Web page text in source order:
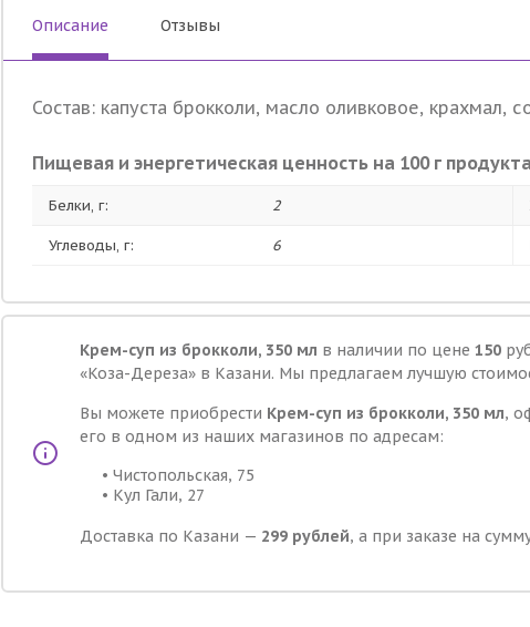
Описание Отзывы
Состав: капуста брокколи, масло оливковое, крахмал,
Пищевая и энергетическая ценность на 100 г продукта
Белки, г: 2
Углеводы, г: 6
Крем-суп из брокколи, 350 мл в наличии по цене 150
«Коза-Дереза» в Казани. Мы предлагаем лучшую
Вы можете приобрести Крем-суп из брокколи, 350 мл,
его в одном из наших магазинов по адресам:
• Чистопольская, 75
• Кул Гали, 27
Доставка по Казани — 299 рублей, а при заказе на